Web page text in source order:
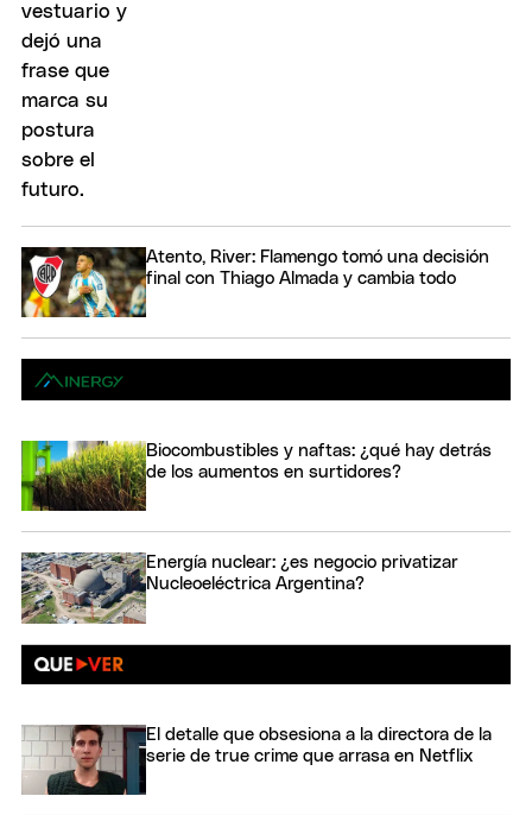
Atento, River: Flamengo tomó una decisión
final con Thiago Almada y cambia todo
Biocombustibles y naftas: ¿qué hay detrás
de los aumentos en surtidores?
Energía nuclear: ¿es negocio privatizar
Nucleoeléctrica Argentina?
El detalle que obsesiona a la directora de la
serie de true crime que arrasa en Netflix